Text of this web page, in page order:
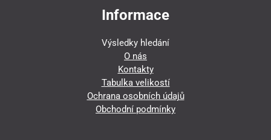
Informace
Výsledky hledání
O nás
Kontakty
Tabulka velikostí
Ochrana osobních údajů
Obchodní podmínky